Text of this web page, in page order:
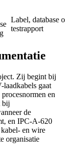
Label, database
testrapport
Zij begint bij
laadkabels gaat
en
bij
de
en IPC-A-620
en wire
organisatie